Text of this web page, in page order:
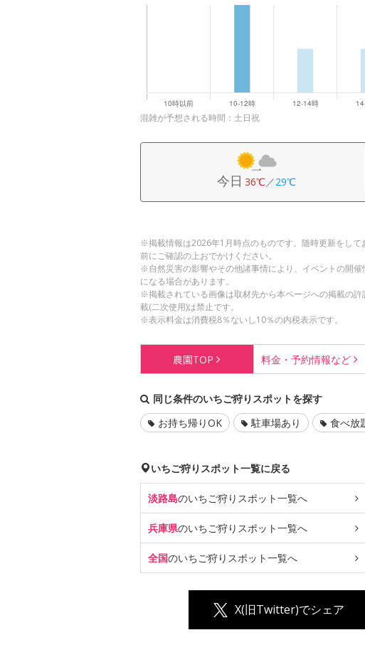
混雑が予想される時間：土日祝
今日 36℃／29℃
※掲載情報は2026年1月時点のものです。随時更新をし
前にご確認の上おでかけください。
※自然災害の影響やその他諸事情により、イベントの開
になる場合があります。
※掲載されている画像は取材先から本ページへの掲載の
載(二次使用)は禁止です。
※表示料金は消費税8％ないし10％の内税表示です。
農園TOP 料金・予約情報など
同じ条件のいちご狩りスポットを探す
お持ち帰りOK
駐車場あり 食べ放
いちご狩りスポット一覧に戻る
淡路島のいちご狩り スポット一覧へ
兵庫県のいちご狩り スポット一覧へ
全国のいちご狩り スポット一覧へ
X(旧Twitter)でシェア